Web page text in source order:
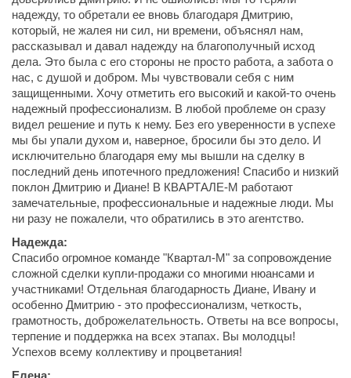
надежду, то обретали ее вновь благодаря Дмитрию,
который, не жалея ни сил, ни времени, объяснял нам,
рассказывал и давал надежду на благополучный исход
дела. Это была с его стороны не просто работа, а забота о
нас, с душой и добром. Мы чувствовали себя с ним
защищенными. Хочу отметить его высокий и какой-то очень
надежный профессионализм. В любой проблеме он сразу
видел решение и путь к нему. Без его уверенности в успехе
мы бы упали духом и, наверное, бросили бы это дело. И
исключительно благодаря ему мы вышли на сделку в
последний день ипотечного предложения! Спасибо и низкий
поклон Дмитрию и Диане! В КВАРТАЛЕ-М работают
замечательные, профессиональные и надежные люди. Мы
ни разу не пожалели, что обратились в это агентство.
Надежда:
Спасибо огромное команде "Квартал-М" за сопровождение
сложной сделки купли-продажи со многими нюансами и
участниками! Отдельная благодарность Диане, Ивану и
особенно Дмитрию - это профессионализм, четкость,
грамотность, доброжелательность. Ответы на все вопросы,
терпение и поддержка на всех этапах. Вы молодцы!
Успехов всему коллективу и процветания!
Елена: